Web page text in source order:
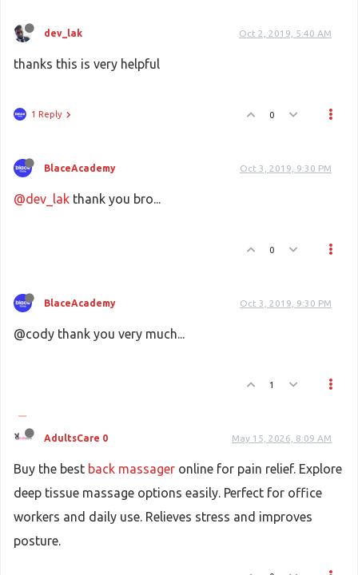
dev_lak Oct 2, 2019, 5:40 AM
thanks this is very helpful
1 Reply 0
BlaceAcademy Oct 3, 2019, 9:30 PM
@dev_lak thank you bro...
0
BlaceAcademy Oct 3, 2019, 9:30 PM
@cody thank you very much...
1
AdultsCare 0 May 15, 2026, 8:09 AM
Buy the best back massager online for pain relief. Explore
deep tissue massage options easily. Perfect for office
workers and daily use. Relieves stress and improves
posture.